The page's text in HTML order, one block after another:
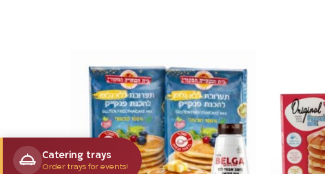
Catering trays
Order trays for events!